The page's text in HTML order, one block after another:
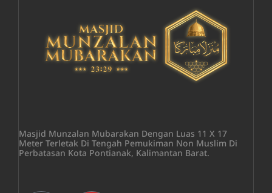
Masjid Munzalan Mubarakan Dengan Luas 11 X 17
Meter Terletak Di Tengah Pemukiman Non Muslim Di
Perbatasan Kota Pontianak, Kalimantan Barat.